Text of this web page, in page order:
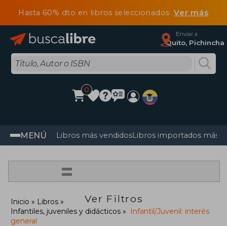
Hasta 60% dto en libros seleccionadosVer más
Enviar a
Quito, Pichincha
0
MENÚ Libros más vendidosLibros importados más
=
Ver Filtros
Inicio
Libros
Infantiles, juveniles y didácticos
Infantil/Juvenil: interés
general